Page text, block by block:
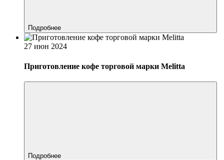
Подробнее
27 июн 2024
Приготовление кофе торговой марки Melitta
Подробнее